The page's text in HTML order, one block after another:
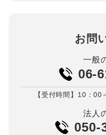
お問
一般
06-
【受付時間】10：00
法人
050-